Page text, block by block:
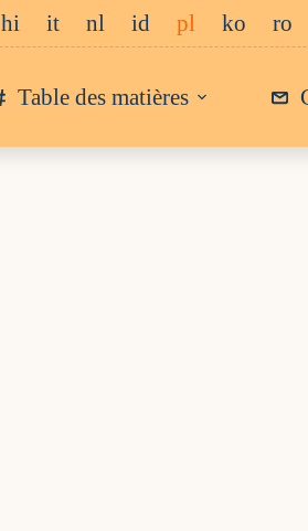
hi it nl id pl ko ro
Table des matières